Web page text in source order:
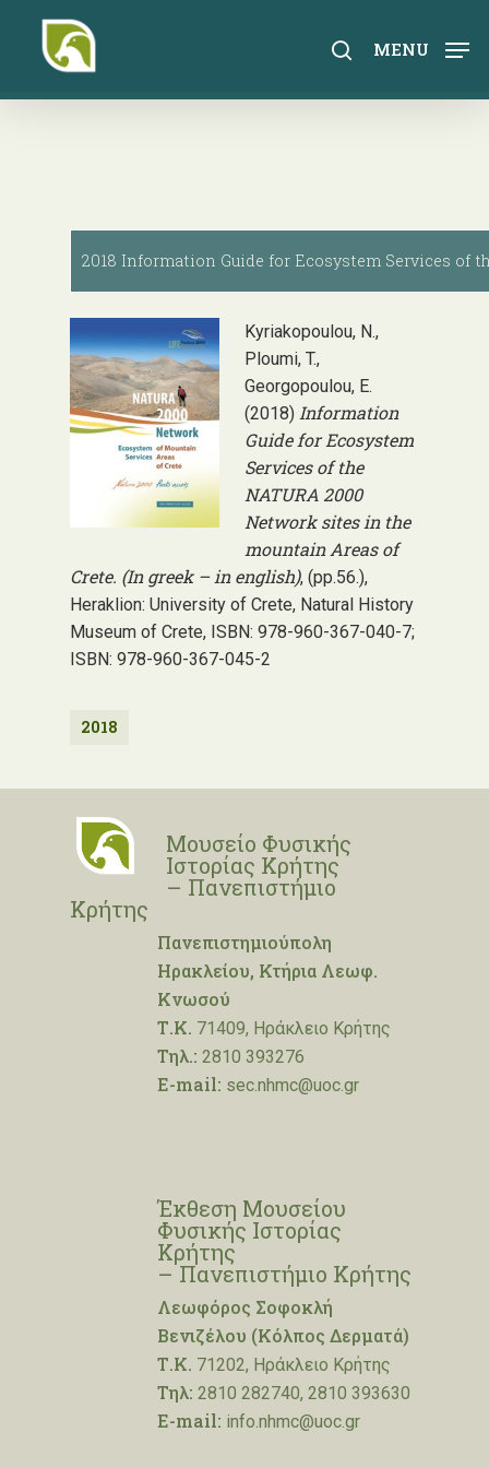
content
search
MENU
2018 Information Guide for Ecosystem Services of
Kyriakopoulou, N.,
Ploumi, T.,
Georgopoulou, E.
(2018) Information
Guide for Ecosystem
Services of the
NATURA 2000
Network sites in the
mountain Areas of
Crete. (In greek – in english), (pp.56.),
Heraklion: University of Crete, Natural History
Museum of Crete, ISBN: 978-960-367-040-7;
ISBN: 978-960-367-045-2
2018
Μουσείο Φυσικής
Ιστορίας Κρήτης
– Πανεπιστήμιο
Κρήτης
Πανεπιστημιούπολη
Ηρακλείου, Κτήρια Λεωφ.
Κνωσού
Τ.Κ. 71409, Ηράκλειο Κρήτης
Τηλ.: 2810 393276
E-mail: sec.nhmc@uoc.gr
Έκθεση Μουσείου
Φυσικής Ιστορίας
Κρήτης
– Πανεπιστήμιο Κρήτης
Λεωφόρος Σοφοκλή
Βενιζέλου (Κόλπος Δερματά)
Τ.Κ. 71202, Ηράκλειο Κρήτης
Τηλ: 2810 282740, 2810 393630
E-mail: info.nhmc@uoc.gr